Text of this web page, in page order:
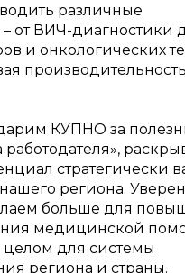
различные
от ВИЧ-диагностики
и онкологических
производительность
КУПНО за
работодателя»,
стратегически
региона.
больше для
медицинской
для системы
региона и страны.